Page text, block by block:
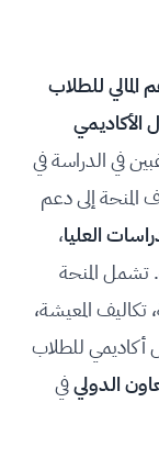
المالي للطلاب
الأكاديمي
في الدراسة في
المنحة إلى دعم
العليا،
تشمل المنحة
المعيشة،
أكاديمي للطلاب
الدوليفي